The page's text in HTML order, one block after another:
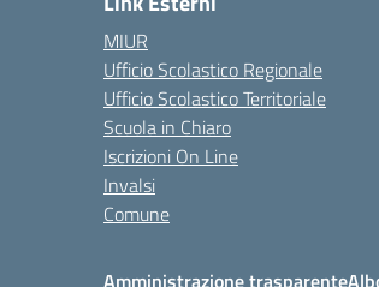
MIUR
Ufficio Scolastico Regionale
Ufficio Scolastico Territoriale
Scuola in Chiaro
Iscrizioni On Line
Invalsi
Comune
Amministrazione trasparente